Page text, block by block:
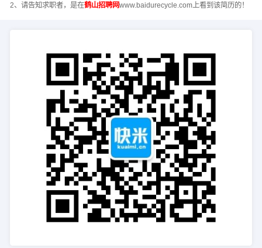
2、请告知求职者，是在鹤山招聘网www.baidurecycle.com上看到该简历的！